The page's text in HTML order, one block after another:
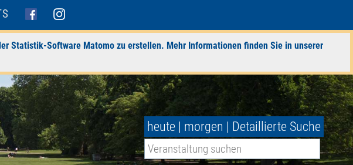
Statistik-Software Matomo zu erstellen. Mehr Informationen finden Sie in unserer
heute | morgen | Detaillierte Suche